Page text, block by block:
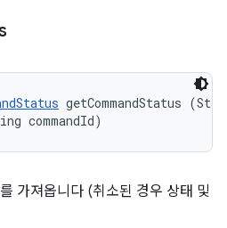
getCommandStatus
commandId)
가져옵니다 (취소된 경우 상태 및